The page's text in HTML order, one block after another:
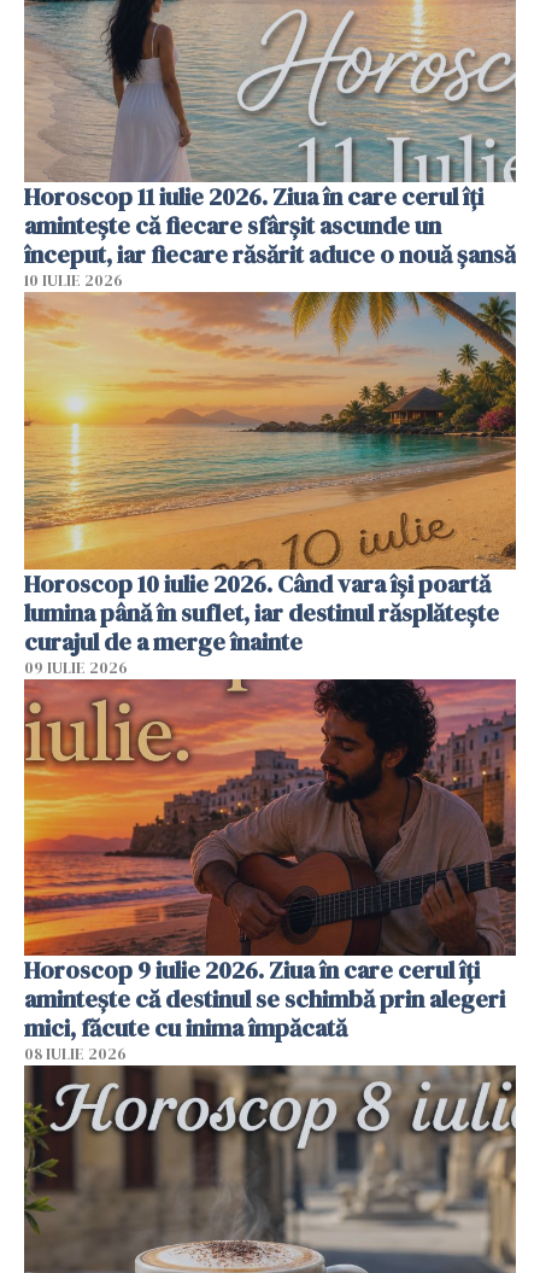
Horoscop 11 iulie 2026. Ziua în care cerul îți
amintește că fiecare sfârșit ascunde un
început, iar fiecare răsărit aduce o nouă șansă
10 IULIE 2026
Horoscop 10 iulie 2026. Când vara își poartă
lumina până în suflet, iar destinul răsplătește
curajul de a merge înainte
09 IULIE 2026
Horoscop 9 iulie 2026. Ziua în care cerul îți
amintește că destinul se schimbă prin alegeri
mici, făcute cu inima împăcată
08 IULIE 2026